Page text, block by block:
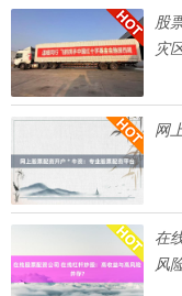
股
灾
网
在
风